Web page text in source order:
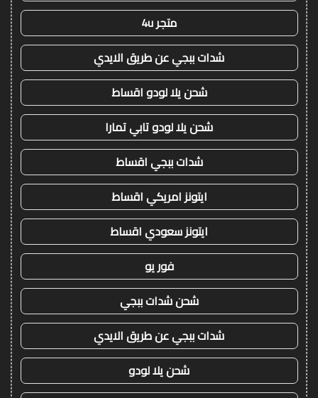
متجر 4u
شدات ببجي عن طريق الايدي
شحن يلا لودو اقساط
شحن يلا لودو تابي تمارا
شدات ببجي اقساط
ايتونز امريكي اقساط
ايتونز سعودي اقساط
فور يو
شحن شدات ببجي
شدات ببجي عن طريق الايدي
شحن يلا لودو